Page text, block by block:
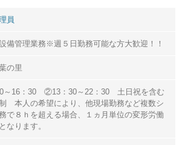
員
備管理業務※週５日勤務可能な方大歓迎！！
の里
～16：30 ②13：30～22：30 土日祝を含む
本人の希望により、他現場勤務など複数シ
で８ｈを超える場合、１ヵ月単位の変形労働
なります。